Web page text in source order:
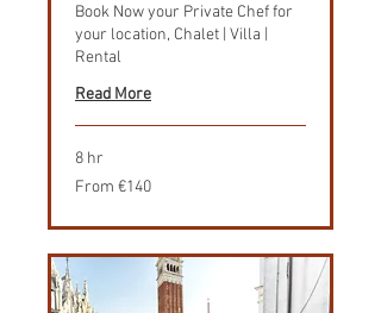
Book Now your Private Chef for
your location, Chalet | Villa |
Rental
Read More
8 hr
From
140
From €140